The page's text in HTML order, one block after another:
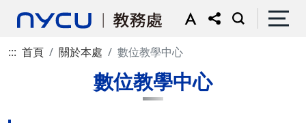
::: 首頁 關於本處 數位教學中心
數位教學中心